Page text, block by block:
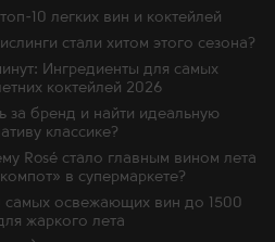
10 легких вин и коктейлей
стали хитом этого сезона?
Ингредиенты для самых
коктейлей 2026
за бренд и найти идеальную
классике?
Rosé стало главным вином лета
в супермаркете?
самых освежающих вин до 1500
жаркого лета